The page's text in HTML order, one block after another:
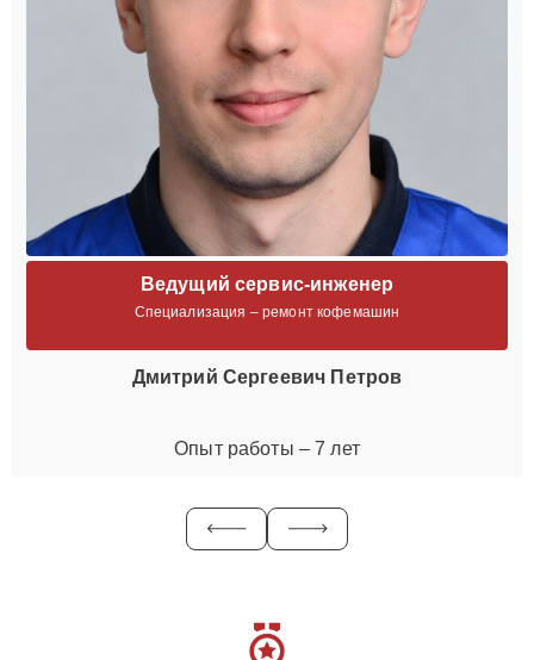
Ведущий сервис-инженер
Специализация – ремонт кофемашин
Дмитрий Сергеевич Петров
Опыт работы – 7 лет